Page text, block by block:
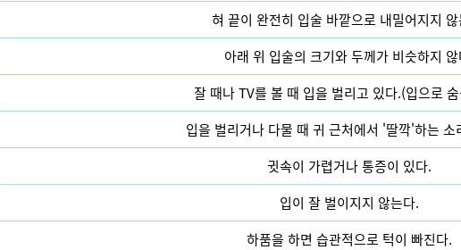
혀 끝이 완전히 입술 바깥으로 내밀어지지
아래 위 입술의 크기와 두께가 비슷하지
잘 때나 TV를 볼 때 입을 벌리고 있다.(입으로
입을 벌리거나 다물 때 귀 근처에서 '딸깍'하는 소
귓속이 가렵거나 통증이 있다.
입이 잘 벌이지지 않는다.
하품을 하면 습관적으로 턱이 빠진다.